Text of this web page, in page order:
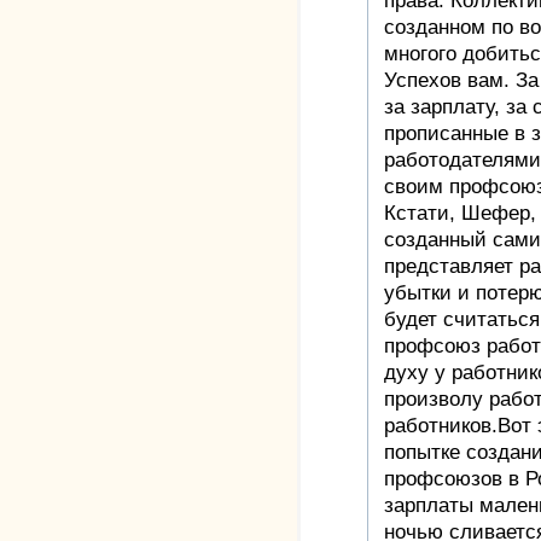
созданном по
многого
Успехов вам.
за зарплату, за
прописанные в
своим
Кстати, Шефер,
созданный
представляет
убытки и
будет
профсоюз
духу у
произволу
работников.Вот
попытке
профсоюзов в
зарплаты
ночью